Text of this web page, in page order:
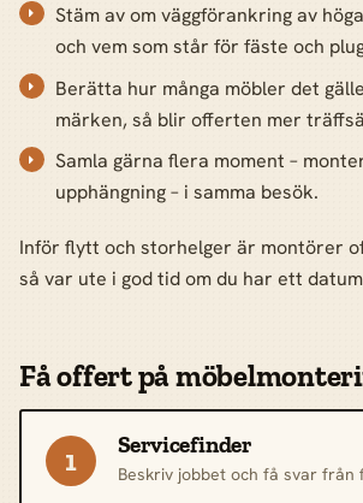
Stäm av om väggförankring av
och vem som står för fäste och
Berätta hur många möbler det
märken, så blir offerten mer
Samla gärna flera moment –
upphängning – i samma besök.
Inför flytt och storhelger är montörer
så var ute i god tid om du har ett
Få offert på
1 Servicefinder
Beskriv jobbet och få svar från